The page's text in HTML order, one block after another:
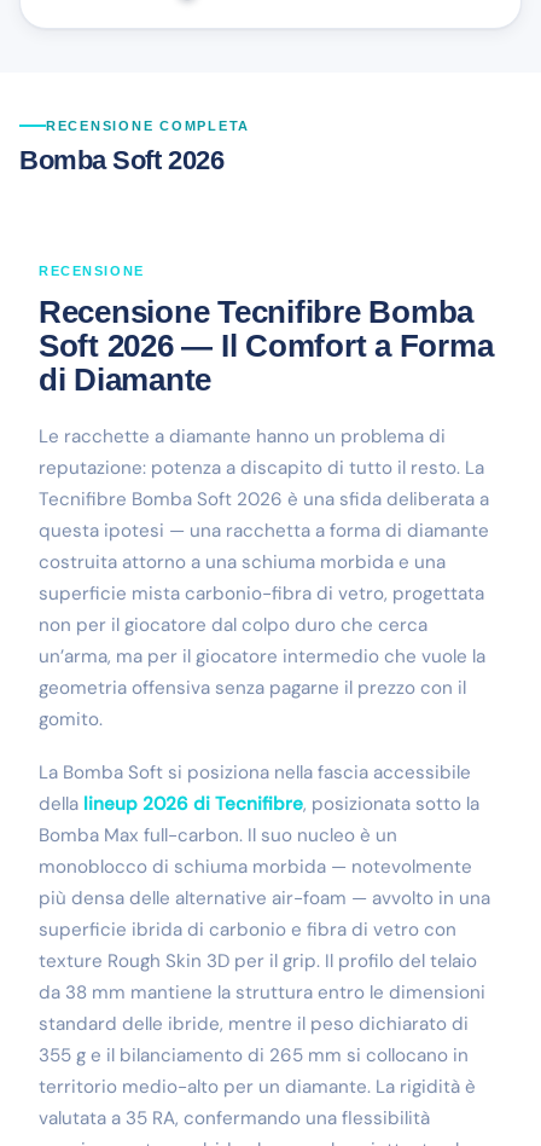
RECENSIONE COMPLETA
Bomba Soft 2026
RECENSIONE
Recensione Tecnifibre Bomba
Soft 2026 — Il Comfort a Forma
di Diamante
Le racchette a diamante hanno un problema di
reputazione: potenza a discapito di tutto il resto. La
Tecnifibre Bomba Soft 2026 è una sfida deliberata a
questa ipotesi — una racchetta a forma di diamante
costruita attorno a una schiuma morbida e una
superficie mista carbonio-fibra di vetro, progettata
non per il giocatore dal colpo duro che cerca
un’arma, ma per il giocatore intermedio che vuole la
geometria offensiva senza pagarne il prezzo con il
gomito.
La Bomba Soft si posiziona nella fascia accessibile
della lineup 2026 di Tecnifibre, posizionata sotto la
Bomba Max full-carbon. Il suo nucleo è un
monoblocco di schiuma morbida — notevolmente
più densa delle alternative air-foam — avvolto in una
superficie ibrida di carbonio e fibra di vetro con
texture Rough Skin 3D per il grip. Il profilo del telaio
da 38 mm mantiene la struttura entro le dimensioni
standard delle ibride, mentre il peso dichiarato di
355 g e il bilanciamento di 265 mm si collocano in
territorio medio-alto per un diamante. La rigidità è
valutata a 35 RA, confermando una flessibilità